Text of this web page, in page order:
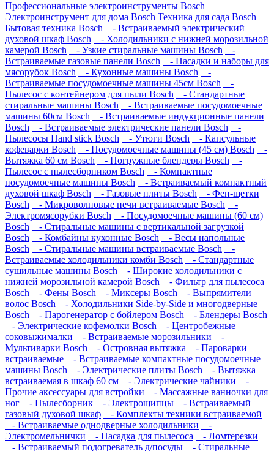
Профессиональные электроинструменты Bosch
Электроинструмент для дома Bosch Техника для сада Bosch
Бытовая техника Bosch
- Встраиваемый электрический
духовой шкаф Bosch
- Холодильники с нижней морозильной
камерой Bosch
- Узкие стиральные машины Bosch
-
Встраиваемые газовые панели Bosch
- Насадки и наборы для
мясорубок Bosch
- Кухонные машины Bosch
-
Встраиваемые посудомоечные машины 45см Bosch
-
Пылесос с контейнером для пыли Bosch
- Стандартные
стиральные машины Bosch
- Встраиваемые посудомоечные
машины 60см Bosch
- Встраиваемые индукционные панели
Bosch
- Встраиваемые электрические панели Bosch
-
Пылесосы Hand stick Bosch
- Утюги Bosch
- Капсульные
кофеварки Bosch
- Посудомоечные машины (45 см) Bosch
-
Вытяжка 60 см Bosch
- Погружные блендеры Bosch
-
Пылесос с пылесборником Bosch
- Компактные
посудомоечные машины Bosch
- Встраиваемый компактный
духовой шкаф Bosch
- Газовые плиты Bosch
- Фен-щетки
Bosch
- Микроволновые печи встраиваемые Bosch
-
Электромясорубки Bosch
- Посудомоечные машины (60 см)
Bosch
- Стиральные машины с вертикальной загрузкой
Bosch
- Комбайны кухонные Bosch
- Весы напольные
Bosch
- Стиральные машины встраиваемые Bosch
-
Встраиваемые холодильники комби Bosch
- Стандартные
сушильные машины Bosch
- Широкие холодильники с
нижней морозильной камерой Bosch
- Фильтр для пылесоса
Bosch
- Фены Bosch - Миксеры Bosch
- Выпрямители
волос Bosch
- Холодильники Side-by-Side и многодверные
Bosch
- Парогенератор с бойлером Bosch
- Блендеры Bosch
- Электрические кофемолки Bosch
- Центробежные
соковыжималки
- Встраиваемые морозильники
-
Мультиварки Bosch
- Островная вытяжка
- Пароварки
встраиваемые
- Встраиваемые компактные посудомоечные
машины Bosch
- Электрические плиты Bosch
- Вытяжка
встраиваемая в шкаф 60 см
- Электрические чайники
-
Прочие аксессуары для встройки
- Массажные ванночки для
ног
- Пылесборник - Электрощипцы
- Встраиваемый
газовый духовой шкаф
- Комплекты техники встраиваемой
- Встраиваемые однодверные холодильники
-
Электромельнички
- Насадка для пылесоса
- Ломтерезки
- Встраиваемый подогреватель д/посуды
- Стиральные